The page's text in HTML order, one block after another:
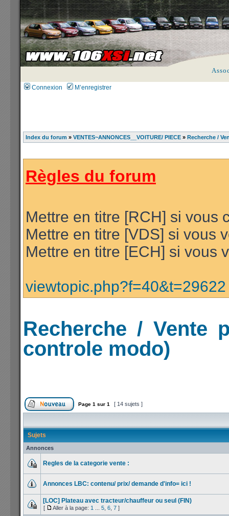
Connexion M’enregistrer
Index du forum » VENTES~ANNONCES__VOITURE/ PIECE » Recherche /
Règles du forum
Mettre en titre [RCH] si vous
Mettre en titre [VDS] si vous
Mettre en titre [ECH] si vous
viewtopic.php?f=40&t=29622
Recherche / Vente
controle modo)
Page 1 sur 1 [ 14 sujets ]
Sujets
Annonces
Regles de la categorie vente :
Annonces LBC: contenu/ prix/ demande d'info= ici !
[LOC] Plateau avec tracteur/chauffeur ou seul (FIN)
[ Aller à la page: 1 5 6 7 ]